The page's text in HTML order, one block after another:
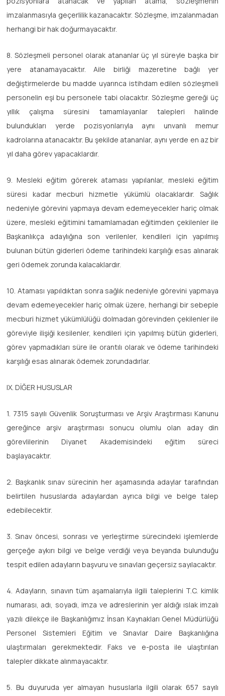
imzalanmasıyla geçerlilik kazanacaktır. Sözleşme, imzalanmadan
herhangi bir hak doğurmayacaktır.
8. Sözleşmeli personel olarak atananlar üç yıl süreyle başka bir
yere atanamayacaktır. Aile birliği mazeretine bağlı yer
değiştirmelerde bu madde uyarınca istihdam edilen sözleşmeli
personelin eşi bu personele tabi olacaktır. Sözleşme gereği üç
yıllık çalışma süresini tamamlayanlar talepleri halinde
bulundukları yerde pozisyonlarıyla aynı unvanlı memur
kadrolarına atanacaktır. Bu şekilde atananlar, aynı yerde en az bir
yıl daha görev yapacaklardır.
9. Mesleki eğitim görerek ataması yapılanlar, mesleki eğitim
süresi kadar mecburi hizmetle yükümlü olacaklardır. Sağlık
nedeniyle görevini yapmaya devam edemeyecekler hariç olmak
üzere, mesleki eğitimini tamamlamadan eğitimden çekilenler ile
Başkanlıkça adaylığına son verilenler, kendileri için yapılmış
bulunan bütün giderleri ödeme tarihindeki karşılığı esas alınarak
geri ödemek zorunda kalacaklardır.
10. Ataması yapıldıktan sonra sağlık nedeniyle görevini yapmaya
devam edemeyecekler hariç olmak üzere, herhangi bir sebeple
mecburi hizmet yükümlülüğü dolmadan görevinden çekilenler ile
göreviyle ilişiği kesilenler, kendileri için yapılmış bütün giderleri,
görev yapmadıkları süre ile orantılı olarak ve ödeme tarihindeki
karşılığı esas alınarak ödemek zorundadırlar.
IX. DİĞER HUSUSLAR
1. 7315 sayılı Güvenlik Soruşturması ve Arşiv Araştırması Kanunu
gereğince arşiv araştırması sonucu olumlu olan aday din
görevlilerinin Diyanet Akademisindeki eğitim süreci
başlayacaktır.
2. Başkanlık sınav sürecinin her aşamasında adaylar tarafından
belirtilen hususlarda adaylardan ayrıca bilgi ve belge talep
edebilecektir.
3. Sınav öncesi, sonrası ve yerleştirme sürecindeki işlemlerde
gerçeğe aykırı bilgi ve belge verdiği veya beyanda bulunduğu
tespit edilen adayların başvuru ve sınavları geçersiz sayılacaktır.
4. Adayların, sınavın tüm aşamalarıyla ilgili taleplerini T.C. kimlik
numarası, adı, soyadı, imza ve adreslerinin yer aldığı ıslak imzalı
yazılı dilekçe ile Başkanlığımız İnsan Kaynakları Genel Müdürlüğü
Personel Sistemleri Eğitim ve Sınavlar Daire Başkanlığına
ulaştırmaları gerekmektedir. Faks ve e-posta ile ulaştırılan
talepler dikkate alınmayacaktır.
5. Bu duyuruda yer almayan hususlarla ilgili olarak 657 sayılı